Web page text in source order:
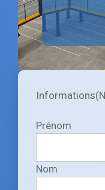
Informations
Prénom
Nom